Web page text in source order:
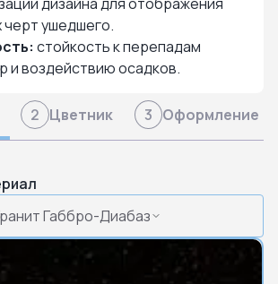
черт ушедшего.
стойкость к перепадам
и воздействию осадков.
2 Цветник 3 Оформление
Габбро-Диабаз